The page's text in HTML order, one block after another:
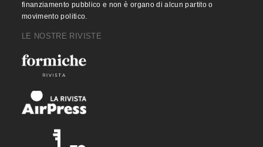
finanziamento pubblico e non è organo di alcun partito o
movimento politico.
LE NOSTRE RIVISTE